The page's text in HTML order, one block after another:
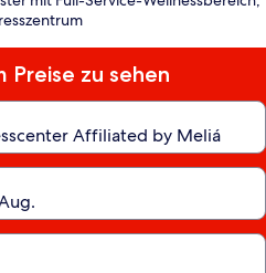
Preise zu sehen